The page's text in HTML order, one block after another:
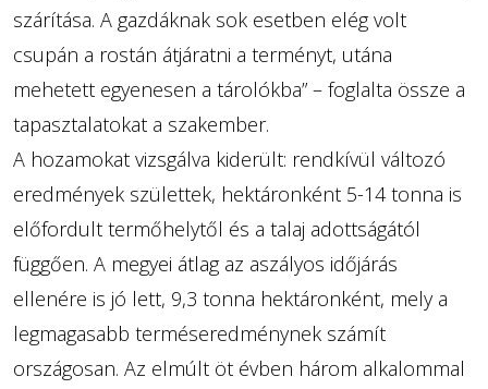
szárítása. A gazdáknak sok esetben elég volt
csupán a rostán átjáratni a terményt, utána
mehetett egyenesen a tárolókba” – foglalta össze a
tapasztalatokat a szakember.
A hozamokat vizsgálva kiderült: rendkívül változó
eredmények születtek, hektáronként 5-14 tonna is
előfordult termőhelytől és a talaj adottságától
függően. A megyei átlag az aszályos időjárás
ellenére is jó lett, 9,3 tonna hektáronként, mely a
legmagasabb terméseredménynek számít
országosan. Az elmúlt öt évben három alkalommal